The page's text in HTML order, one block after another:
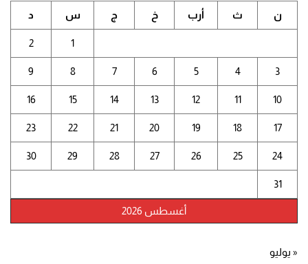
أغسطس 2026
ن ث أرب خ ج س د
1
2
3
4
5
6
7
8
9
10
11
12
13
14
15
16
17
18
19
20
21
22
23
24
25
26
27
28
29
30
31
« يوليو